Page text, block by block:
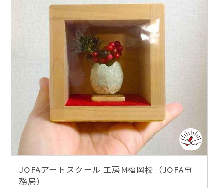
JOFAアートスクール 工房M福岡校（JOFA事
務局）